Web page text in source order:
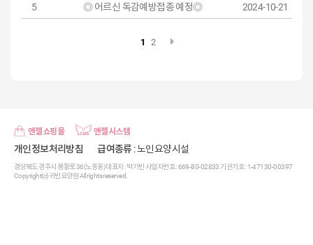
5 ◎ 어르신 독감예방접종 예정◎ 2024-10-21
1 2
엔젤쇼핑몰 엔젤시스템
개인정보처리방침 급여종류: 노인요양시설
경상북도 경주시 봉황로 36(노동동) 대표자 : 박기빈 사업자번호 : 669-80-02833 기관기호 : 1-47130-00397
Copyright(c) 귀빈요양원 All rights reserved.